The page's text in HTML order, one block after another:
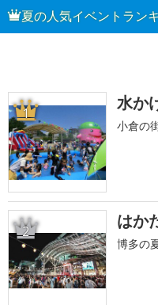
夏の人気イベントラン
1 水か
小倉の
2 はか
博多の